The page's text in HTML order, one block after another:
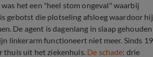
het een "heel stom ongeval" waarbij
gebotst die plotseling afsloeg waardoor hij
De agent is dagenlang in slaap gehouden
linkerarm functioneert niet meer. Sinds 19
thuis uit het ziekenhuis.De schade: drie